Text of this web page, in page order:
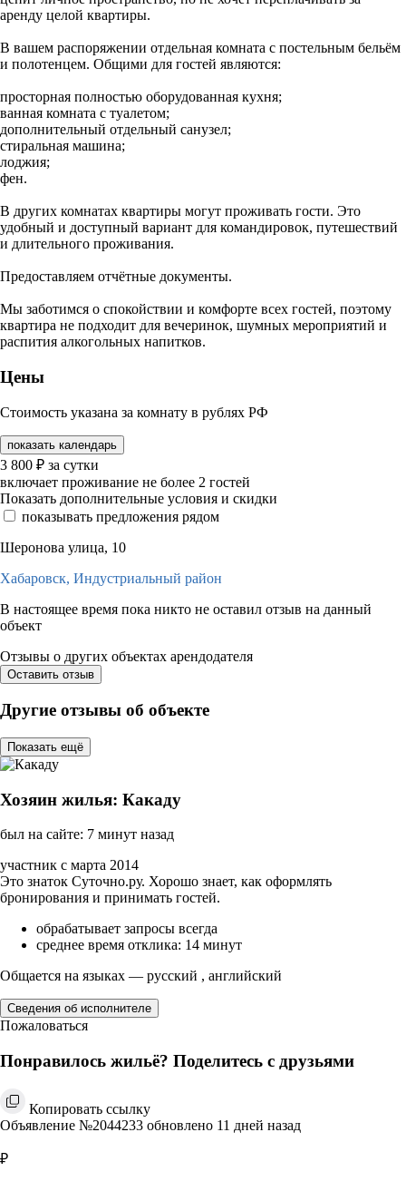
аренду целой квартиры.
В вашем распоряжении отдельная комната с постельным бельём
и полотенцем. Общими для гостей являются:
просторная полностью оборудованная кухня;
ванная комната с туалетом;
дополнительный отдельный санузел;
стиральная машина;
лоджия;
фен.
В других комнатах квартиры могут проживать гости. Это
удобный и доступный вариант для командировок, путешествий
и длительного проживания.
Предоставляем отчётные документы.
Мы заботимся о спокойствии и комфорте всех гостей, поэтому
квартира не подходит для вечеринок, шумных мероприятий и
распития алкогольных напитков.
Цены
Стоимость указана за комнату в рублях РФ
показать календарь
3 800 ₽ за сутки
включает проживание не более 2 гостей
Показать дополнительные условия и скидки
показывать предложения рядом
Шеронова улица, 10
Хабаровск, Индустриальный район
В настоящее время пока никто не оставил отзыв на данный
объект
Отзывы о других объектах арендодателя
Оставить отзыв
Другие отзывы об объекте
Показать ещё
Хозяин жилья: Какаду
был на сайте: 7 минут назад
участник с марта 2014
Это знаток Суточно.ру. Хорошо знает, как оформлять
бронирования и принимать гостей.
обрабатывает запросы всегда
среднее время отклика: 14 минут
Общается на языках — русский , английский
Сведения об исполнителе
Пожаловаться
Понравилось жильё? Поделитесь с друзьями
Копировать ссылку
Объявление №2044233 обновлено 11 дней назад
₽